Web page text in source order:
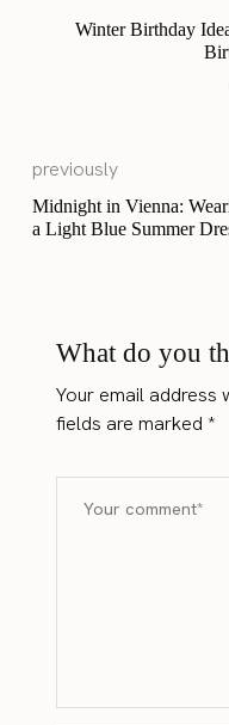
Winter Birthday
previously
Midnight in Vienna:
a Light Blue Summer
What do you
Your email address
fields are marked*